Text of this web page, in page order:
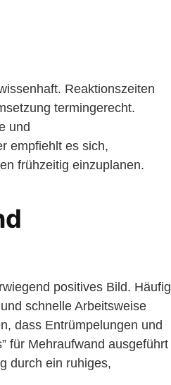
Reaktionszeiten
termingerecht.
und
empfiehlt es sich,
frühzeitig einzuplanen.
positives Bild. Häufig
schnelle Arbeitsweise
dass Entrümpelungen und
für Mehraufwand ausgeführt
durch ein ruhiges,